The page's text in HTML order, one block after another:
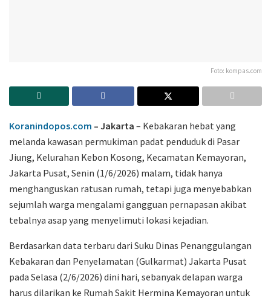
Foto: kompas.com
Koranindopos.com – Jakarta – Kebakaran hebat yang
melanda kawasan permukiman padat penduduk di Pasar
Jiung, Kelurahan Kebon Kosong, Kecamatan Kemayoran,
Jakarta Pusat, Senin (1/6/2026) malam, tidak hanya
menghanguskan ratusan rumah, tetapi juga menyebabkan
sejumlah warga mengalami gangguan pernapasan akibat
tebalnya asap yang menyelimuti lokasi kejadian.
Berdasarkan data terbaru dari Suku Dinas Penanggulangan
Kebakaran dan Penyelamatan (Gulkarmat) Jakarta Pusat
pada Selasa (2/6/2026) dini hari, sebanyak delapan warga
harus dilarikan ke Rumah Sakit Hermina Kemayoran untuk